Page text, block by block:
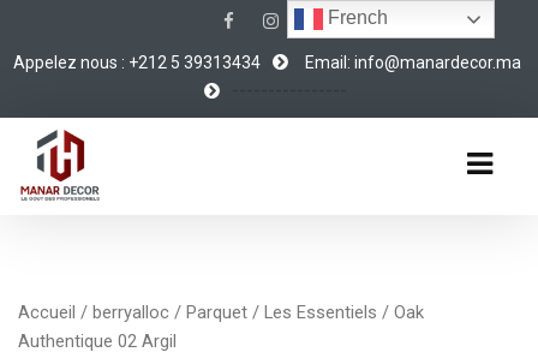
Appelez nous : +212 5 39313434 Email: info@manardecor.ma
Accueil / berryalloc / Parquet / Les Essentiels / Oak
Authentique 02 Argil
French